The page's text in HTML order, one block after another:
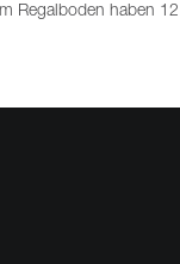
Regalboden haben 12